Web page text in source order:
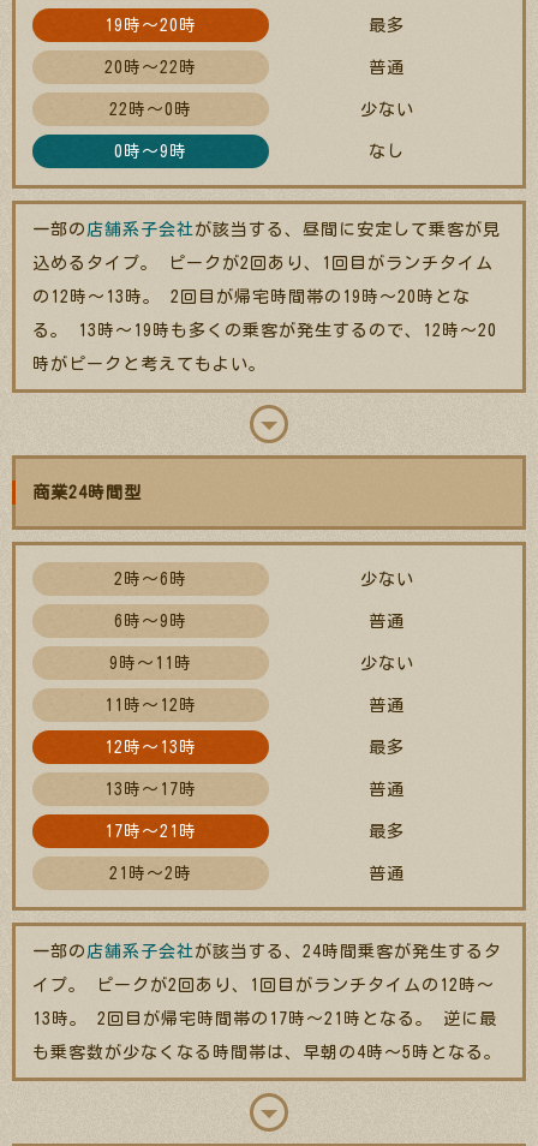
19時～20時 最多
20時～22時 普通
22時～0時 少ない
0時～9時 なし
一部の 店舗系子会社 が該当する、昼間に安定して乗客が見
込めるタイプ。 ピークが2回あり、1回目がランチタイム
の12時～13時。 2回目が帰宅時間帯の19時～20時とな
る。 13時～19時も多くの乗客が発生するので、12時～20
時がピークと考えてもよい。
商業24時間型
2時～6時 少ない
6時～9時 普通
9時～11時 少ない
11時～12時 普通
12時～13時 最多
13時～17時 普通
17時～21時 最多
21時～2時 普通
一部の 店舗系子会社 が該当する、24時間乗客が発生するタ
イプ。 ピークが2回あり、1回目がランチタイムの12時～
13時。 2回目が帰宅時間帯の17時～21時となる。 逆に最
も乗客数が少なくなる時間帯は、早朝の4時～5時となる。